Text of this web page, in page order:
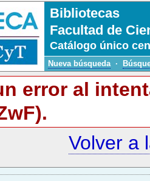
Bibliotecas
Facultad de
Catálogo único
Nueva búsqueda ·
error al
Volver a